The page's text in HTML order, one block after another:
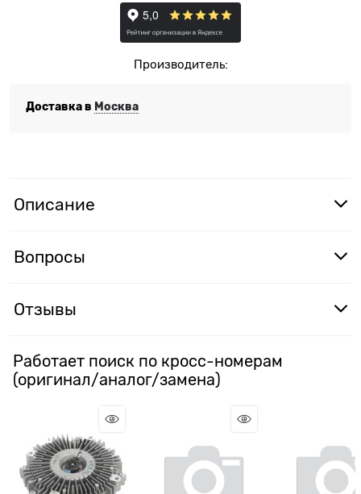
Производитель:
Доставка в Москва
Описание
Вопросы
Отзывы
Работает поиск по кросс-номерам
(оригинал/аналог/замена)